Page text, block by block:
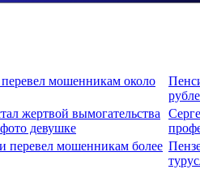
мошенникам около
жертвой вымогательства
девушке
перевел мошенникам более